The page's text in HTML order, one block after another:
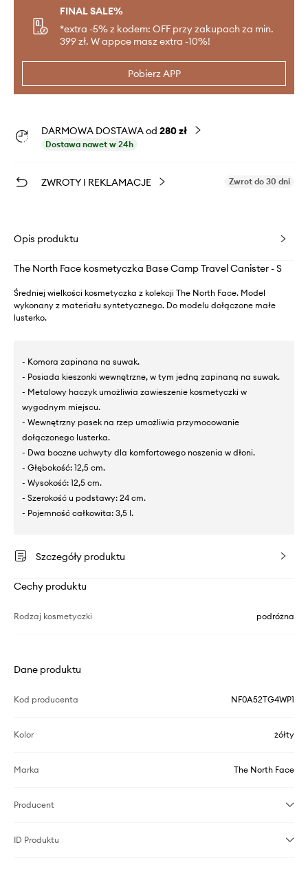
FINAL SALE%
*extra -5% z kodem: OFF przy zakupach za min.
399 zł. W appce masz extra -10%!
Pobierz APP
DARMOWA DOSTAWA od 280 zł
Dostawa nawet w 24h
ZWROTY I REKLAMACJE Zwrot do 30 dni
Opis produktu
The North Face kosmetyczka Base Camp Travel Canister - S
Średniej wielkości kosmetyczka z kolekcji The North Face. Model
wykonany z materiału syntetycznego. Do modelu dołączone małe
lusterko.
- Komora zapinana na suwak.
- Posiada kieszonki wewnętrzne, w tym jedną zapinaną na suwak.
- Metalowy haczyk umożliwia zawieszenie kosmetyczki w
wygodnym miejscu.
- Wewnętrzny pasek na rzep umożliwia przymocowanie
dołączonego lusterka.
- Dwa boczne uchwyty dla komfortowego noszenia w dłoni.
- Głębokość: 12,5 cm.
- Wysokość: 12,5 cm.
- Szerokość u podstawy: 24 cm.
- Pojemność całkowita: 3,5 l.
Szczegóły produktu
Cechy produktu
Rodzaj kosmetyczki podróżna
Dane produktu
Kod producenta NF0A52TG4WP1
Kolor żółty
Marka The North Face
Producent
ID Produktu